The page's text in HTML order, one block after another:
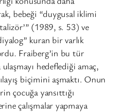
bebeği “duygusal iklimi
(1989, s. 53) ve
kuran bir varlık
Fraiberg’in bu tür
ulaşmayı hedeflediği amaç,
biçimini aşmaktı. Onun
çocuğa yansıttığı
çalışmalar yapmaya